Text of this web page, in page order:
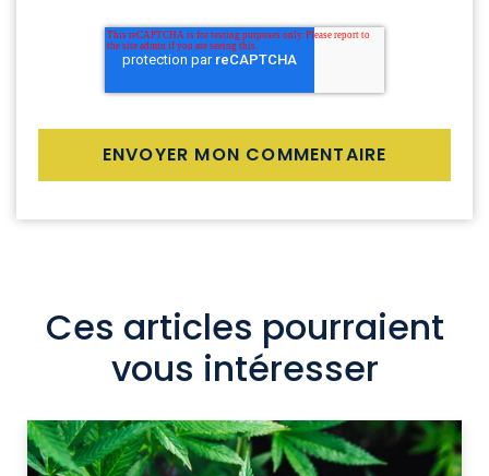
Ces articles pourraient
vous intéresser